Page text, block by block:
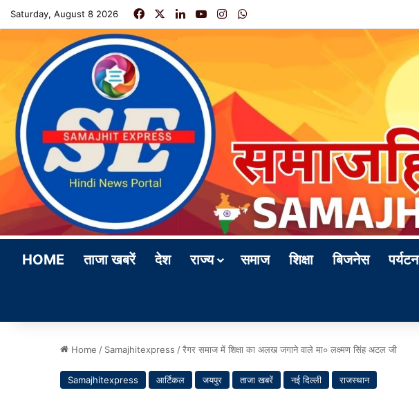
Saturday, August 8 2026 FacebookLinkedInYouTubeInstagram
HOME ताजा खबरें देश राज्य समाज शिक्षा बिजनेस पर्यटन
Home / Samajhitexpress /रैगर समाज में शिक्षा का अलख जगाने वाले मा० लक्ष्मण सिंह अटल जी
Samajhitexpress आर्टिकल जयपुर ताजा खबरें नई दिल्ली राजस्थान